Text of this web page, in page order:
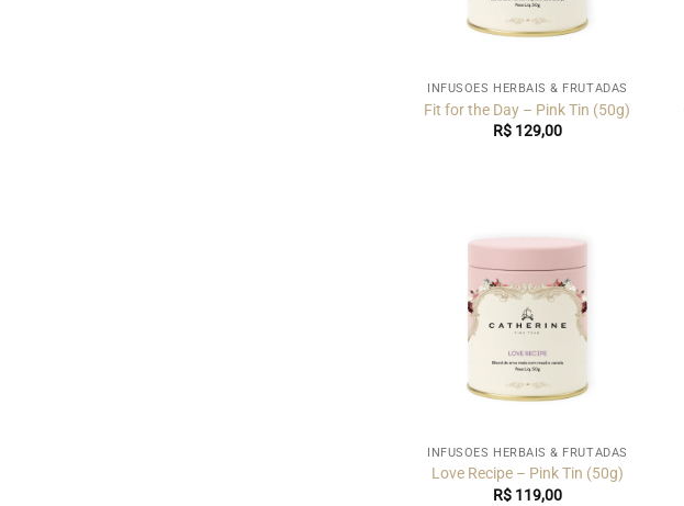
INFUSÕES HERBAIS & FRUTADAS
Fit for the Day – Pink Tin (50g)
R$129,00
INFUSÕES HERBAIS & FRUTADAS
Love Recipe – Pink Tin (50g)
R$119,00